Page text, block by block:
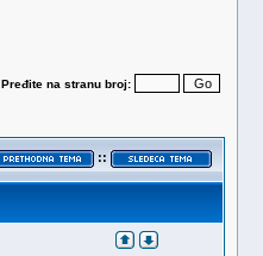
Pređite na stranu broj:
::